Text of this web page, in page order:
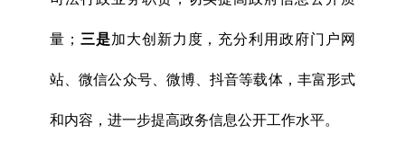
量； 三是加大创新力度，充分利用政府门户网
站、微信公众号、微博、抖音等载体，丰富形式
和内容，进一步提高政务信息公开工作水平。